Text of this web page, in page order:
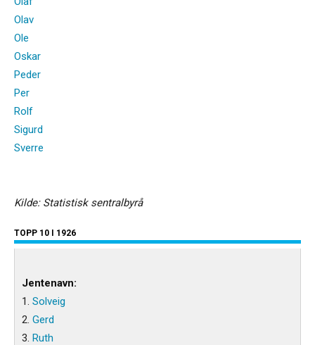
Olav
Ole
Oskar
Peder
Per
Rolf
Sigurd
Sverre
Kilde: Statistisk sentralbyrå
TOPP 10 I 1926
Jentenavn:
1. Solveig
2. Gerd
3. Ruth